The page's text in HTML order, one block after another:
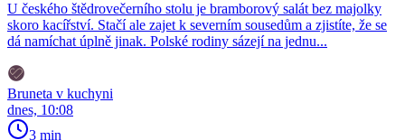
U českého štědrovečerního stolu je bramborový salát bez majolky
skoro kacířství. Stačí ale zajet k severním sousedům a zjistíte, že se
dá namíchat úplně jinak. Polské rodiny sázejí na jednu...
Bruneta v kuchyni
dnes, 10:08
3 min